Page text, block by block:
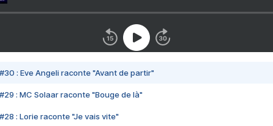
#30 : Eve Angeli raconte "Avant de partir"
#29 : MC Solaar raconte "Bouge de là"
#28 : Lorie raconte "Je vais vite"